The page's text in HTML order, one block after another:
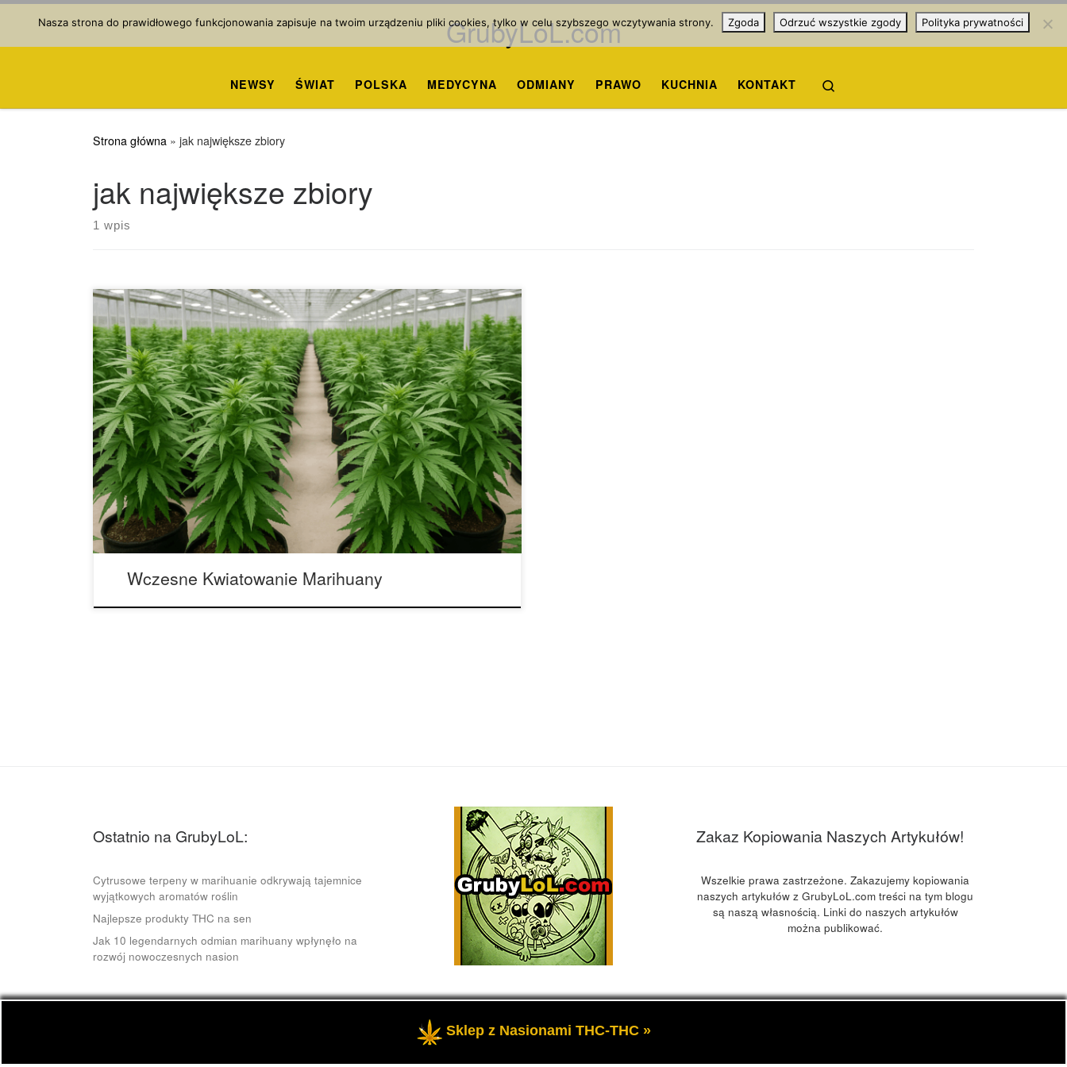
Przejdź do treści GrubyLoL.com
NEWSY ŚWIAT POLSKA MEDYCYNA ODMIANY PRAWO KUCHNIA KONTAKT
Strona główna » jak największe zbiory
jak największe zbiory
1 wpis
Wczesne Kwiatowanie Marihuany – Praktyczny Poradnik dla Hodowców Jeśli
myślisz, że najważniejsze w uprawie marihuany to jej ostatnie tygodnie przed
zbiorem – mam dla Ciebie niespodziankę. Prawdziwe fundamenty pod obfite,
pachnące zbiory kładzie się znacznie wcześniej, a dokładniej w pierwszych
dniach fazy kwitnienia. Ten moment to coś jak rozruch silnika […]
Wczesne Kwiatowanie Marihuany
Ostatnio na GrubyLoL:
Cytrusowe terpeny w marihuanie odkrywają tajemnice
wyjątkowych aromatów roślin
Najlepsze produkty THC na sen
Jak 10 legendarnych odmian marihuany wpłynęło na
rozwój nowoczesnych nasion
Zakaz Kopiowania Naszych Artykułów!
Wszelkie prawa zastrzeżone. Zakazujemy kopiowania
naszych artykułów z GrubyLoL.com treści na tym blogu
są naszą własnością. Linki do naszych artykułów
można publikować.
- Przedstawia informacje o marihuanie, czyli cannabis blog, kuchnia konopna i wiele innych.
Nasza strona do prawidłowego funkcjonowania zapisuje na twoim urządzeniu pliki cookies, tylko w celu szybszego wczytywania strony. Zgoda Odrzuć wszystkie zgody Polityka prywatności
Sklep z Nasionami THC-THC »